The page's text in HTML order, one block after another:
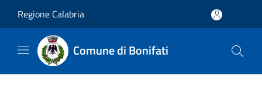
Regione Calabria
Comune di Bonifati